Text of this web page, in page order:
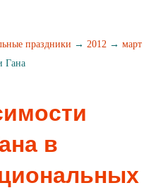
праздники → 2012 → март
Гана
в